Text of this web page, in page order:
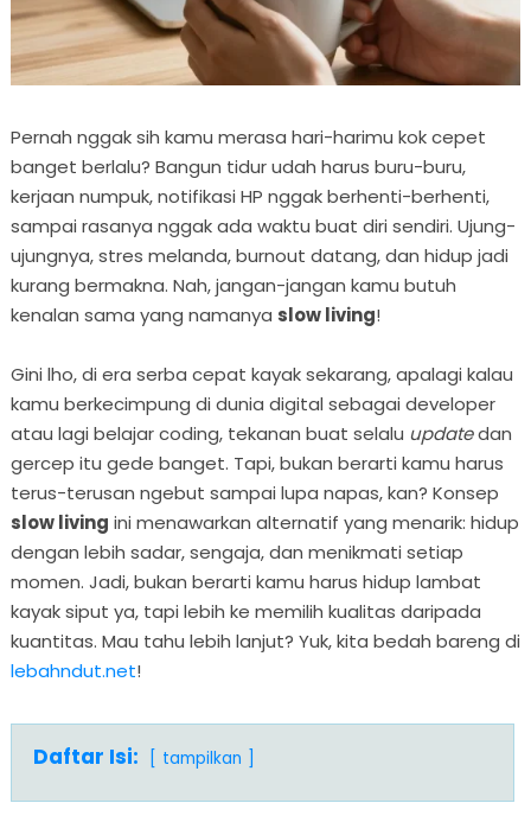
Pernah nggak sih kamu merasa hari-harimu kok cepet
banget berlalu? Bangun tidur udah harus buru-buru,
kerjaan numpuk, notifikasi HP nggak berhenti-berhenti,
sampai rasanya nggak ada waktu buat diri sendiri. Ujung-
ujungnya, stres melanda, burnout datang, dan hidup jadi
kurang bermakna. Nah, jangan-jangan kamu butuh
kenalan sama yang namanya slow living!
Gini lho, di era serba cepat kayak sekarang, apalagi kalau
kamu berkecimpung di dunia digital sebagai developer
atau lagi belajar coding, tekanan buat selalu updatedan
gercep itu gede banget. Tapi, bukan berarti kamu harus
terus-terusan ngebut sampai lupa napas, kan? Konsep
slow living ini menawarkan alternatif yang menarik: hidup
dengan lebih sadar, sengaja, dan menikmati setiap
momen. Jadi, bukan berarti kamu harus hidup lambat
kayak siput ya, tapi lebih ke memilih kualitas daripada
kuantitas. Mau tahu lebih lanjut? Yuk, kita bedah bareng di
lebahndut.net!
Daftar Isi: tampilkan